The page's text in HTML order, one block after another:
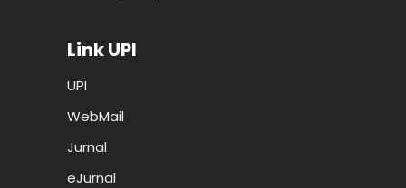
Link UPI
UPI
WebMail
Jurnal
eJurnal